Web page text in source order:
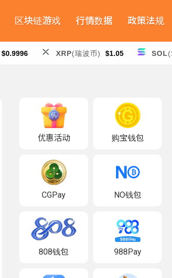
区块链游戏 行情数据 政策法规
$0.9996 XRP(瑞波币) $1.05 SOL
优惠活动 购宝钱包
CGPay NO钱包
808钱包 988Pay